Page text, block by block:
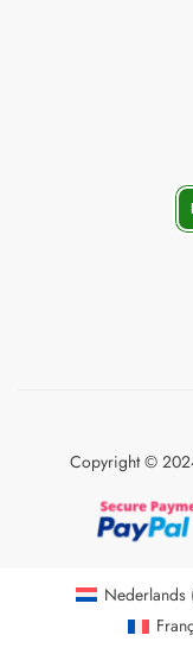
Copyright ©
Nederlands